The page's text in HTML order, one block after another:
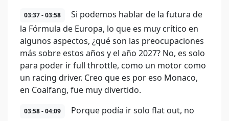
03:37 - 03:58
Si podemos hablar de la futura de
la Fórmula de Europa, lo que es muy crítico en
algunos aspectos, ¿qué son las preocupaciones
más sobre estos años y el año 2027? No, es solo
para poder ir full throttle, como un motor como
un racing driver. Creo que es por eso Monaco,
en Coalfang, fue muy divertido.
03:58 - 04:09
Porque podía ir solo flat out, no